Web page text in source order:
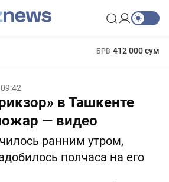
БРВ 412 000 сум
в Ташкенте
— видео
ранним утром,
полчаса на его